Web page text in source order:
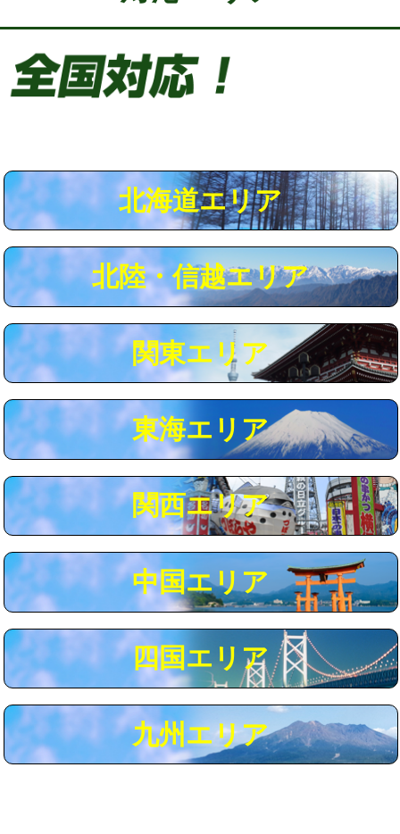
給水管工事※（土の掘削・埋め戻し作
11,000円
給水管工事※（塩ビ管（VP・HI）使
用/3ｍまで)
給水管工事※（ライニング鋼管・銅
管・ポリ管・HT管使用/3ｍまで)
44,000円
給水管工事※（ライニング鋼管・銅
+8,800円
マス交換（土の掘削・埋め戻し作業） 11,000円~
マス交換（深さ50㎝以上） 66,000円
コンクリート斫り（厚さ10㎝まで） 27,500円
コンクリート斫り（厚さ10㎝超え） 38,500円
モルタル補修（厚さ10㎝まで） 27,500円
モルタル補修（厚さ10㎝超え） 38,500円
追加人工 16,500円
現場見積
※給水管工事は20mmまでの価格です。
北海道エリア
北陸・信越エリア
関東エリア
東海エリア
関西エリア
中国エリア
四国エリア
九州エリア